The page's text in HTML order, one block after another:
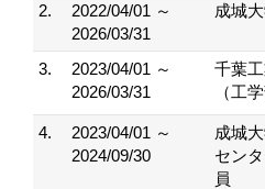
2.
2022/04/01 ～
2026/03/31
成城
3.
2023/04/01 ～
2026/03/31
千葉
（工
4.
2023/04/01 ～
2024/09/30
成城
セン
員